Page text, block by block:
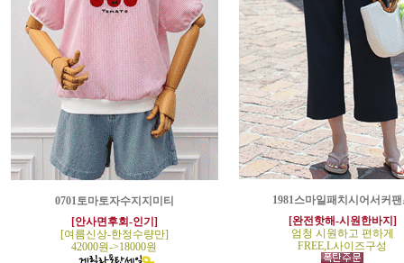
0701토마토자수지지미티
[안사면후회-인기]
[여름신상-한정수량만]
42000원->18000원
1981스마일패치시어서커팬
[완전핫해-시원한바지]
엄청 시원하고 편하게
FREE,L사이즈구성